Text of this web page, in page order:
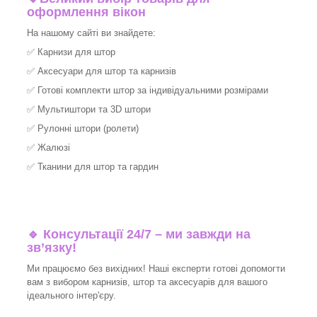
оформлення вікон
На нашому сайті ви знайдете:
✅ Карнизи для штор
✅ Аксесуари для штор та карнизів
✅ Готові комплекти штор за індивідуальними розмірами
✅ Мультиштори та 3D штори
✅ Рулонні штори (ролети)
✅ Жалюзі
✅ Тканини для штор та гардин
🔹 Консультації 24/7 – ми завжди на
зв’язку!
Ми працюємо без вихідних! Наші експерти готові допомогти
вам з вибором карнизів, штор та аксесуарів для вашого
ідеального інтер'єру.​